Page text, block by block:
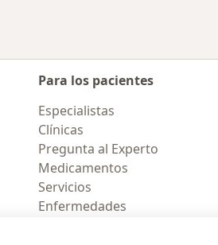
Para los pacientes
Especialistas
Clínicas
Pregunta al Experto
Medicamentos
Servicios
Enfermedades